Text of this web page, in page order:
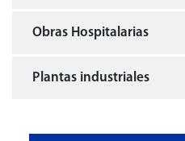
Obras Hospitalarias
Plantas industriales